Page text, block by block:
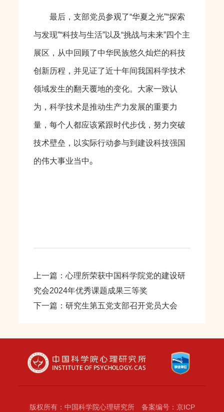
最后，支部党员参观了“华夏之光”“探索
与发现”“科技与生活”以及“挑战与未来”四个主
展区，从中回顾了中华民族悠久灿烂的科技
创新历程，并见证了近十年间我国科学技术
领域发生的翻天覆地的变化。大家一致认
为，科学技术是推动生产力发展的重要力
量，每个人都应该紧跟时代步伐，努力突破
技术壁垒，以实际行动参与到建设科技强国
的伟大事业当中。
上一篇：心理所荣获中国科学院党的建设研
究会2024年优秀课题成果三等奖
下一篇：研究生第五党支部召开党员大会
版权所有：中国科学院心理研究所 备案编号：京ICP